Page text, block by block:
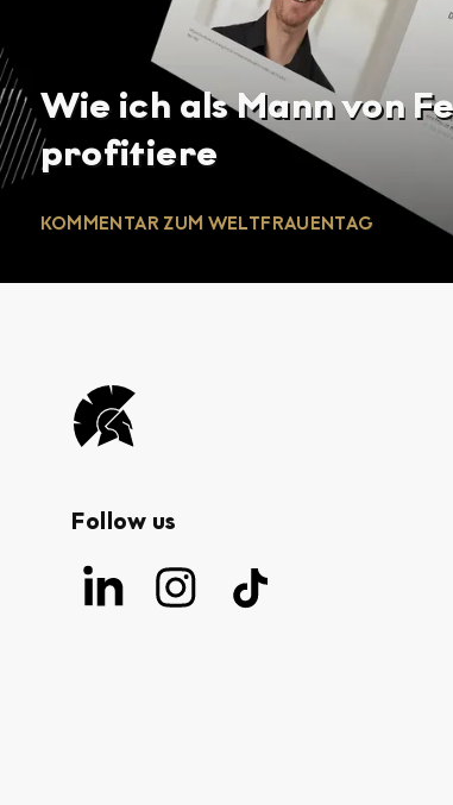
Wie ich als Mann von
profitiere
KOMMENTAR ZUM WELTFRAUENTAG
Gestalten
Follow us
Linkedin
Von
Instagram
Von